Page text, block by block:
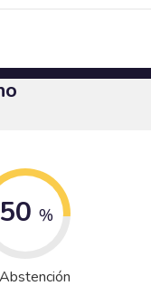
50 %
Abstención